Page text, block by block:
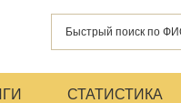
СТАТИСТИКА